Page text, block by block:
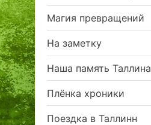
Магия превращений
На заметку
Наша память Таллина
Плёнка хроники
Поездка в Таллинн